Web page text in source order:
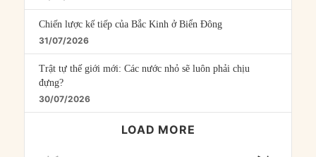
Chiến lược kế tiếp của Bắc Kinh ở Biển Đông
31/07/2026
Trật tự thế giới mới: Các nước nhỏ sẽ luôn phải chịu
đựng?
30/07/2026
LOAD MORE